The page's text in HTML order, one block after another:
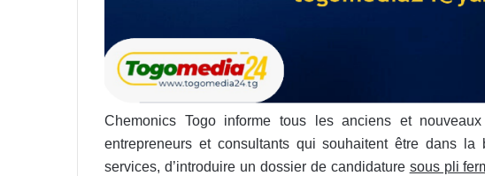
Chemonics Togo informe tous les anciens et
entrepreneurs et consultants qui souhaitent être dans
services, d’introduire un dossier de candidature sous pli